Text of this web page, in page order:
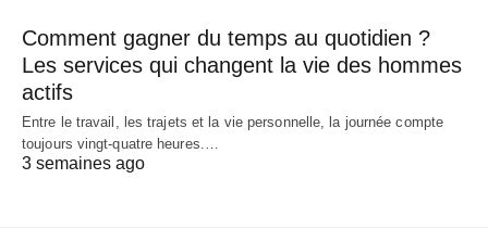
Comment gagner du temps au quotidien ?
Les services qui changent la vie des hommes
actifs
Entre le travail, les trajets et la vie personnelle, la journée compte
toujours vingt-quatre heures.…
3 semaines ago